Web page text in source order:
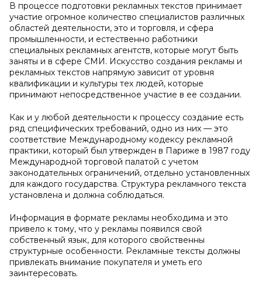
В процессе подготовки рекламных текстов принимает
участие огромное количество специалистов различных
областей деятельности, это и торговля, и сфера
промышленности, и естественно работники
специальных рекламных агентств, которые могут быть
заняты и в сфере СМИ. Искусство создания рекламы и
рекламных текстов напрямую зависит от уровня
квалификации и культуры тех людей, которые
принимают непосредственное участие в ее создании.
Как и у любой деятельности к процессу создание есть
ряд специфических требований, одно из них — это
соответствие Международному кодексу рекламной
практики, который был утвержден в Париже в 1987 году
Международной торговой палатой с учетом
законодательных ограничений, отдельно установленных
для каждого государства. Структура рекламного текста
установлена и должна соблюдаться.
Информация в формате рекламы необходима и это
привело к тому, что у рекламы появился свой
собственный язык, для которого свойственны
структурные особенности. Рекламные тексты должны
привлекать внимание покупателя и уметь его
заинтересовать.